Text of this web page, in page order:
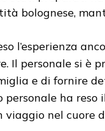
bolognese,
l’esperienza
Il personale si è
e di fornire
personale ha
viaggio nel cuore